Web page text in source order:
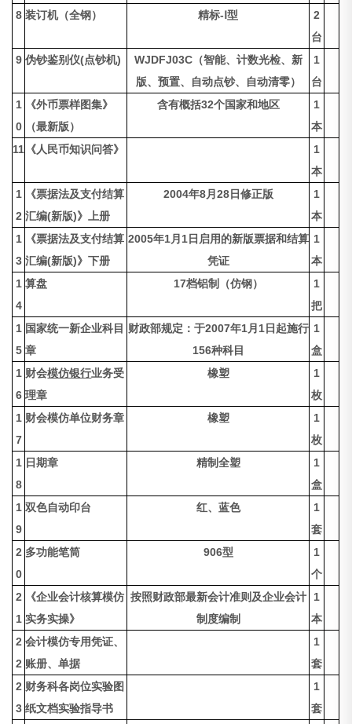
8 装订机（全钢） 精标-Ⅰ型
2
台
9 伪钞鉴别仪(点钞机)
WJDFJ03C（智能、计数光检、新
版、预置、自动点钞、自动清零）
1
台
1
0
《外币票样图集》
（最新版）
含有概括32个国家和地区
1
本
11 《人民币知识问答》
1
本
1
2
《票据法及支付结算
汇编(新版)》上册
2004年8月28日修正版
1
本
1
3
《票据法及支付结算
汇编(新版)》下册
2005年1月1日启用的新版票据和结算
凭证
1
本
1
4
算盘 17档铝制（仿钢）
1
把
1
5
国家统一新企业科目
章
财政部规定：于2007年1月1日起施行
156种科目
1
盒
1
6
财会模仿银行业务受
理章
橡塑
1
枚
1
7
财会模仿单位财务章 橡塑
1
枚
1
8
日期章 精制全塑
1
盒
1
9
双色自动印台 红、蓝色
1
套
2
0
多功能笔筒 906型
1
个
2
1
《企业会计核算模仿
实务实操》
按照财政部最新会计准则及企业会计
制度编制
1
本
2
2
会计模仿专用凭证、
账册、单据
1
套
2
3
财务科各岗位实验图
纸文档实验指导书
1
套